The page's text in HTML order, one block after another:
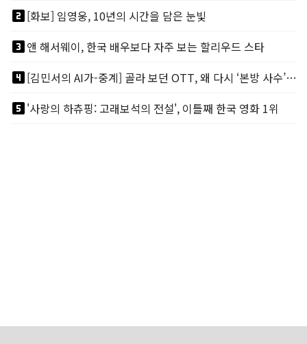
looks_two[화보] 임영웅, 10년의 시간을 담은 눈빛
looks_3앤 해서웨이, 한국 배우보다 자주 보는 할리우드 스타
looks_4
[김민서의 AI가-중계] 골라 보던 OTT, 왜 다시 ‘본방 사수’를 부르나
looks_5'사랑의 하츄핑: 고래보석의 전설', 이틀째 한국 영화 1위